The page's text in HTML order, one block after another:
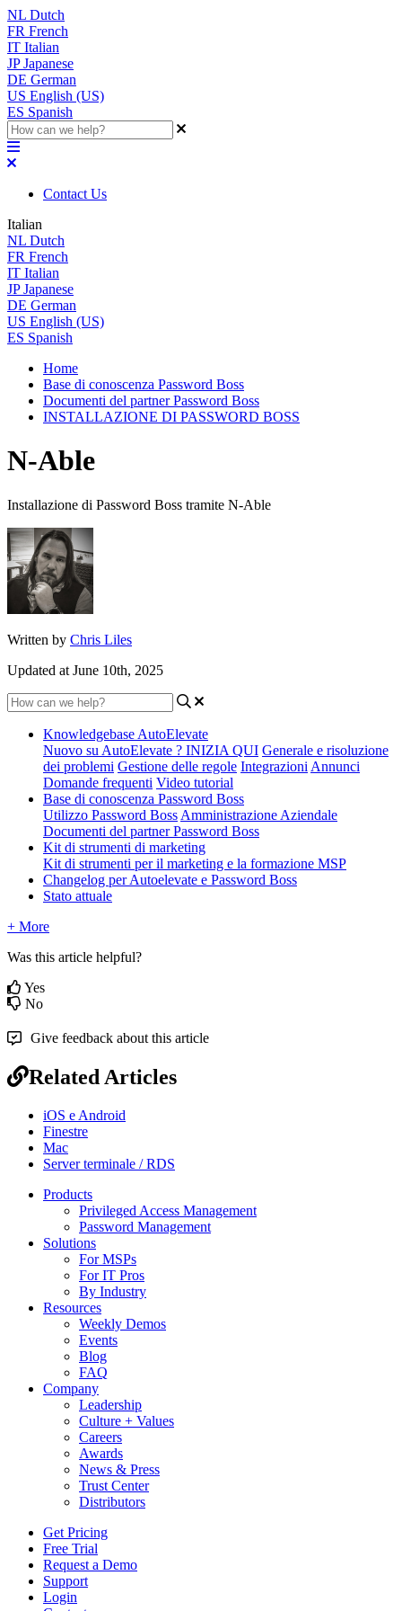
NL Dutch
FR French
IT Italian
JP Japanese
DE German
US English (US)
ES Spanish
Contact Us
Italian
NL Dutch
FR French
IT Italian
JP Japanese
DE German
US English (US)
ES Spanish
Home
Base di conoscenza Password Boss
Documenti del partner Password Boss
INSTALLAZIONE DI PASSWORD BOSS
N-Able
Installazione di Password Boss tramite N-Able
Written by Chris Liles
Updated at June 10th, 2025
Knowledgebase AutoElevate
Nuovo su AutoElevate ? INIZIA QUI Generale e risoluzione
dei problemi Gestione delle regole Integrazioni Annunci
Domande frequenti Video tutorial
Base di conoscenza Password Boss
Utilizzo Password Boss Amministrazione Aziendale
Documenti del partner Password Boss
Kit di strumenti di marketing
Kit di strumenti per il marketing e la formazione MSP
Changelog per Autoelevate e Password Boss
Stato attuale
+ More
Was this article helpful?
Yes
No
Give feedback about this article
Related Articles
iOS e Android
Finestre
Mac
Server terminale / RDS
Products
Privileged Access Management
Password Management
Solutions
For MSPs
For IT Pros
By Industry
Resources
Weekly Demos
Events
Blog
FAQ
Company
Leadership
Culture + Values
Careers
Awards
News & Press
Trust Center
Distributors
Get Pricing
Free Trial
Request a Demo
Support
Login